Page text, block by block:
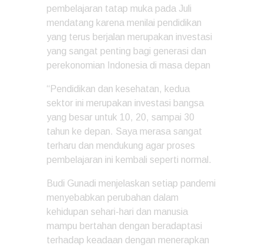
pembelajaran tatap muka pada Juli
mendatang karena menilai pendidikan
yang terus berjalan merupakan investasi
yang sangat penting bagi generasi dan
perekonomian Indonesia di masa depan
“Pendidikan dan kesehatan, kedua
sektor ini merupakan investasi bangsa
yang besar untuk 10, 20, sampai 30
tahun ke depan. Saya merasa sangat
terharu dan mendukung agar proses
pembelajaran ini kembali seperti normal.
Budi Gunadi menjelaskan setiap pandemi
menyebabkan perubahan dalam
kehidupan sehari-hari dan manusia
mampu bertahan dengan beradaptasi
terhadap keadaan dengan menerapkan